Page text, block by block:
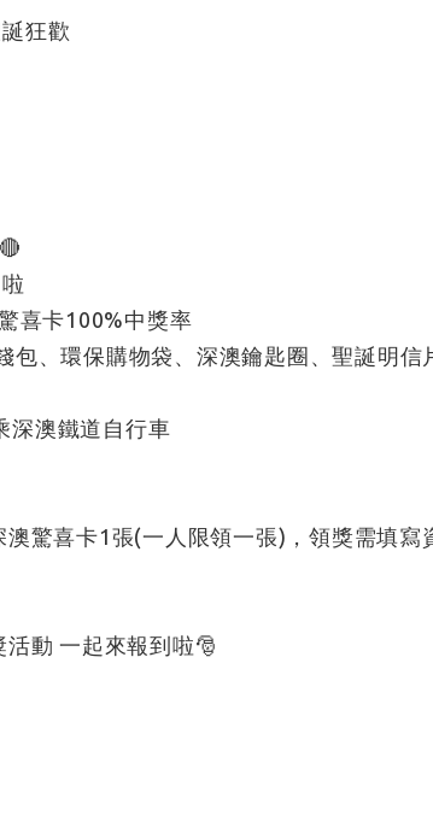
狂歡
喜卡100%中獎率
包、環保購物袋、深澳鑰匙圈、聖誕明
深澳鐵道自行車
驚喜卡1張(一人限領一張)，領獎需填寫
動 一起來報到啦🎅